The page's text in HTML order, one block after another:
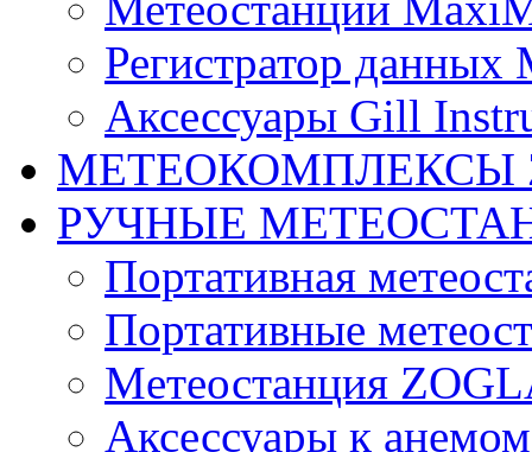
Регистратор данных
Аксессуары Gill
МЕТЕОКОМПЛЕКСЫ
РУЧНЫЕ
Портативная
Портативные
Mетеостанция
Аксессуары к